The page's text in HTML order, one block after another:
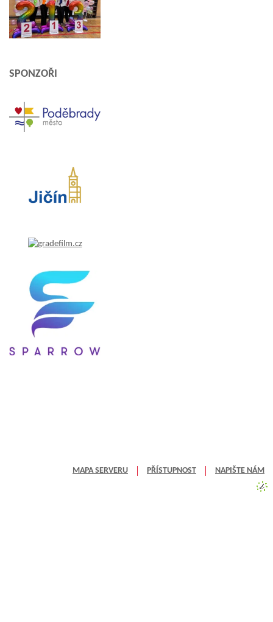
SPONZOŘI
MAPA SERVERU PŘÍSTUPNOST NAPIŠTE NÁM